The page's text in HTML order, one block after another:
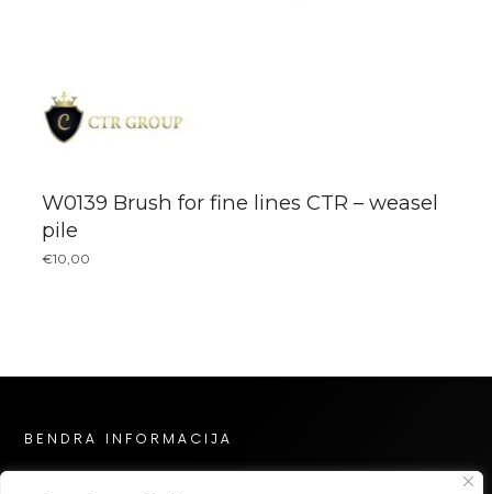
W0139 Brush for fine lines CTR – weasel
pile
€10,00
BENDRA INFORMACIJA